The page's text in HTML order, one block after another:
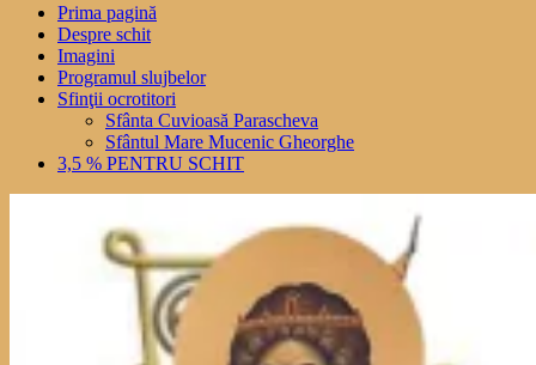
Prima pagină
Despre schit
Imagini
Programul slujbelor
Sfinţii ocrotitori
Sfânta Cuvioasă Parascheva
Sfântul Mare Mucenic Gheorghe
3,5 % PENTRU SCHIT